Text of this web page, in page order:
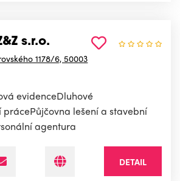
s.r.o.
1178/6, 50003
evidenceDluhové
lešení a stavební
agentura
DETAIL